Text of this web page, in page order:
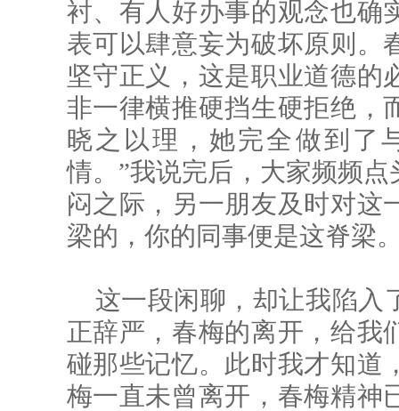
衬、有人好办事的观念也确
表可以肆意妄为破坏原则。
坚守正义，这是职业道德的
非一律横推硬挡生硬拒绝，
晓之以理，她完全做到了
情。”我说完后，大家频频
闷之际，另一朋友及时对这
梁的，你的同事便是这脊梁
这一段闲聊，却让我陷入
正辞严，春梅的离开，给我
碰那些记忆。此时我才知道
梅一直未曾离开，春梅精神